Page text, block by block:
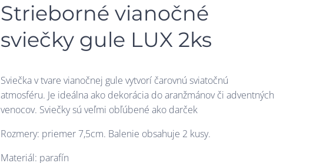
Strieborné vianočné
sviečky gule LUX 2ks
Sviečka v tvare vianočnej gule vytvorí čarovnú sviatočnú
atmosféru. Je ideálna ako dekorácia do aranžmánov či adventných
venocov. Sviečky sú veľmi obľúbené ako darček
Rozmery: priemer 7,5cm. Balenie obsahuje 2 kusy.
Materiál: parafín